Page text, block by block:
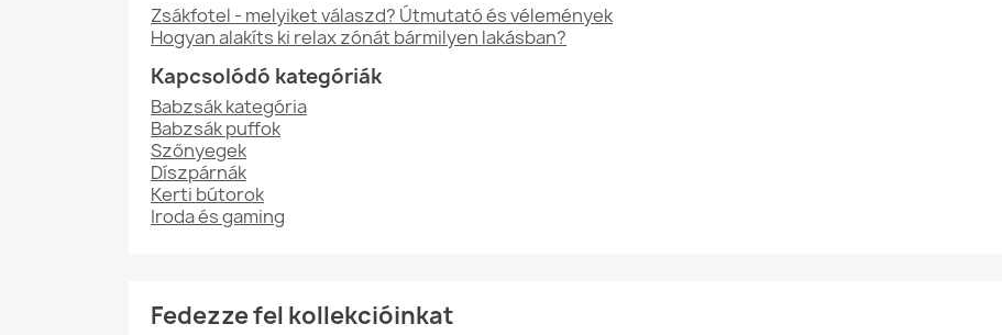
Zsákfotel - melyiket válaszd? Útmutató és vélemények
Hogyan alakíts ki relax zónát bármilyen lakásban?
Kapcsolódó kategóriák
Babzsák kategória
Babzsák puffok
Szőnyegek
Díszpárnák
Kerti bútorok
Iroda és gaming
Fedezze fel kollekcióinkat